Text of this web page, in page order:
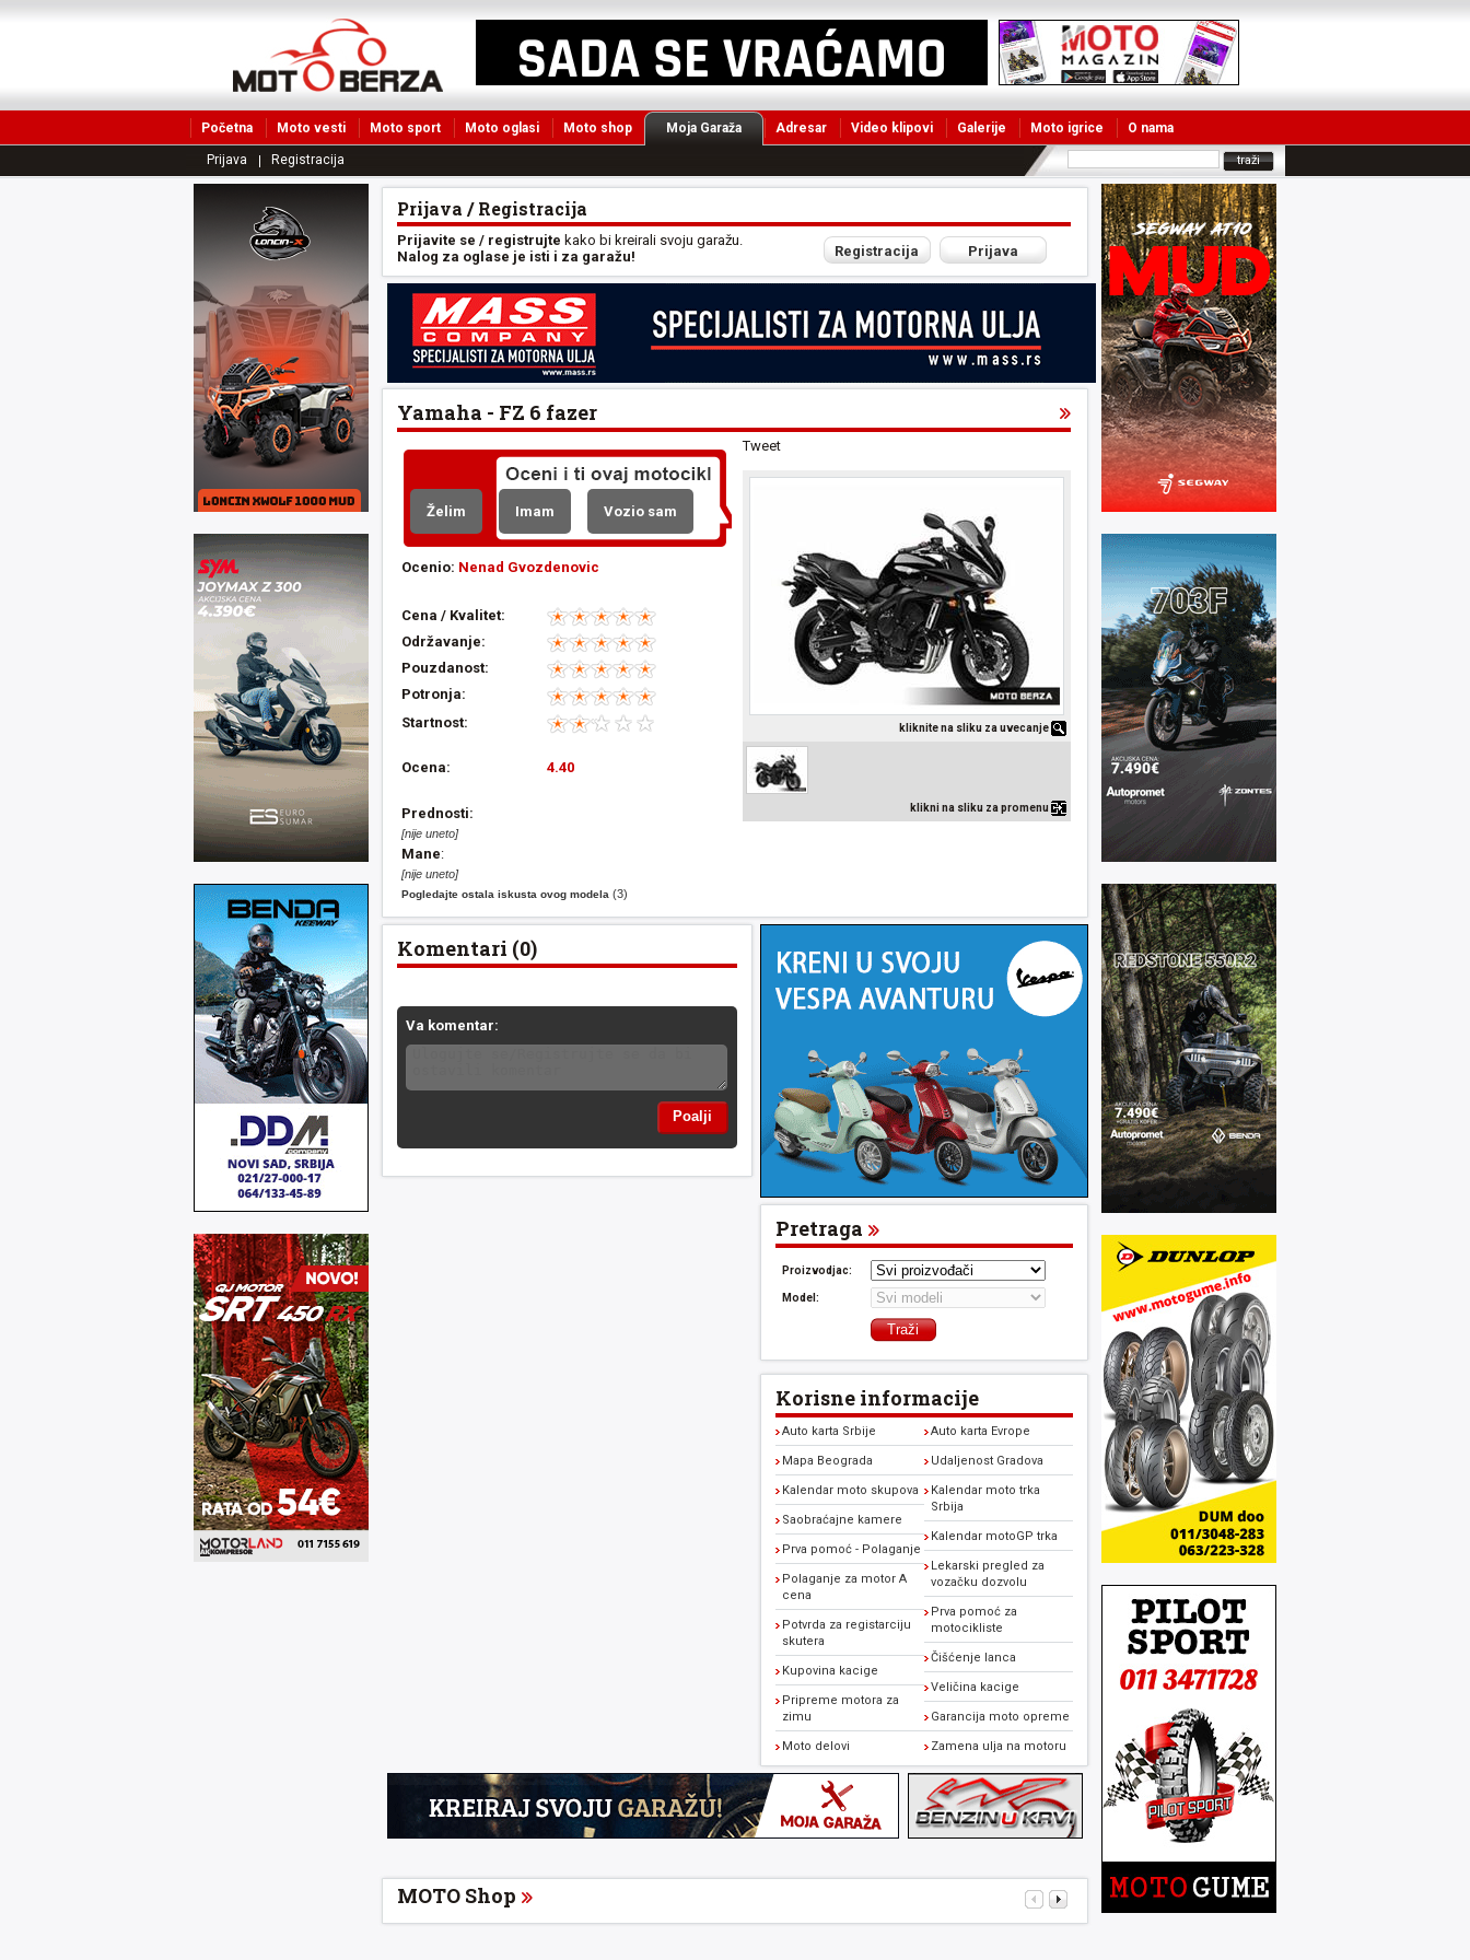
Početna Moto vesti Moto sport Moto oglasi Moto shop Moja Garaža Adresar Video klipovi Galerije Moto igrice O nama
Prijava Registracija
Prijava / Registracija
Prijavite se / registrujte kako bi kreirali svoju garažu.
Nalog za oglase je isti i za garažu!
Registracija Prijava
Yamaha - FZ 6 fazer
Želim Imam Vozio sam
Ocenio: Nenad Gvozdenovic
Cena / Kvalitet:
Održavanje:
Pouzdanost:
Potronja:
Startnost:
Ocena: 4.40
Prednosti:
[nije uneto]
Mane:
[nije uneto]
Pogledajte ostala iskusta ovog modela (3)
Tweet
kliknite na sliku za uvecanje
klikni na sliku za promenu
Komentari (0)
Va komentar:
Pretraga
Proizvodjac:
Model:
Korisne informacije
Auto karta Srbije
Mapa Beograda
Kalendar moto skupova
Saobraćajne kamere
Prva pomoć - Polaganje
Polaganje za motor A
cena
Potvrda za registarciju
skutera
Kupovina kacige
Pripreme motora za
zimu
Moto delovi
Auto karta Evrope
Udaljenost Gradova
Kalendar moto trka
Srbija
Kalendar motoGP trka
Lekarski pregled za
vozačku dozvolu
Prva pomoć za
motocikliste
Čišćenje lanca
Veličina kacige
Garancija moto opreme
Zamena ulja na motoru
MOTO Shop